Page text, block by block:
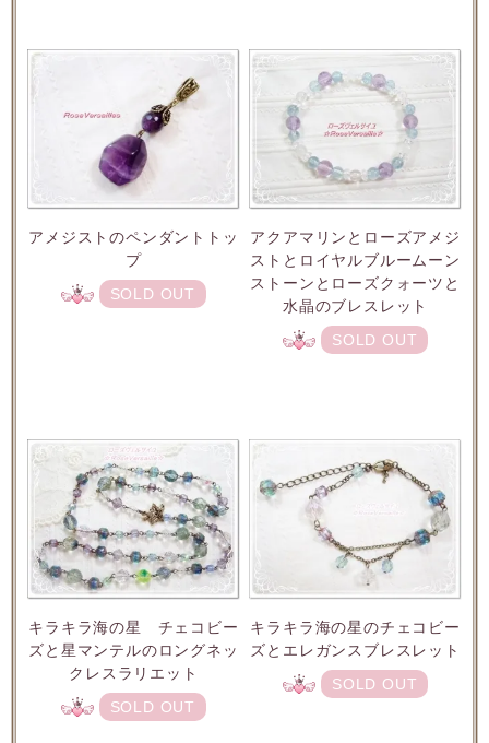
アメジストのペンダントトッ
プ
SOLD OUT
アクアマリンとローズアメジ
ストとロイヤルブルームーン
ストーンとローズクォーツと
水晶のブレスレット
SOLD OUT
キラキラ海の星 チェコビー
ズと星マンテルのロングネッ
クレスラリエット
SOLD OUT
キラキラ海の星のチェコビー
ズとエレガンスブレスレット
SOLD OUT